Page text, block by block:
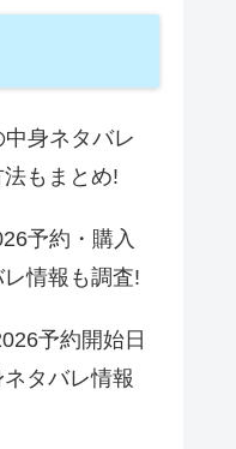
身ネタバレ
もまとめ!
予約・購入
情報も調査!
予約開始日
タバレ情報